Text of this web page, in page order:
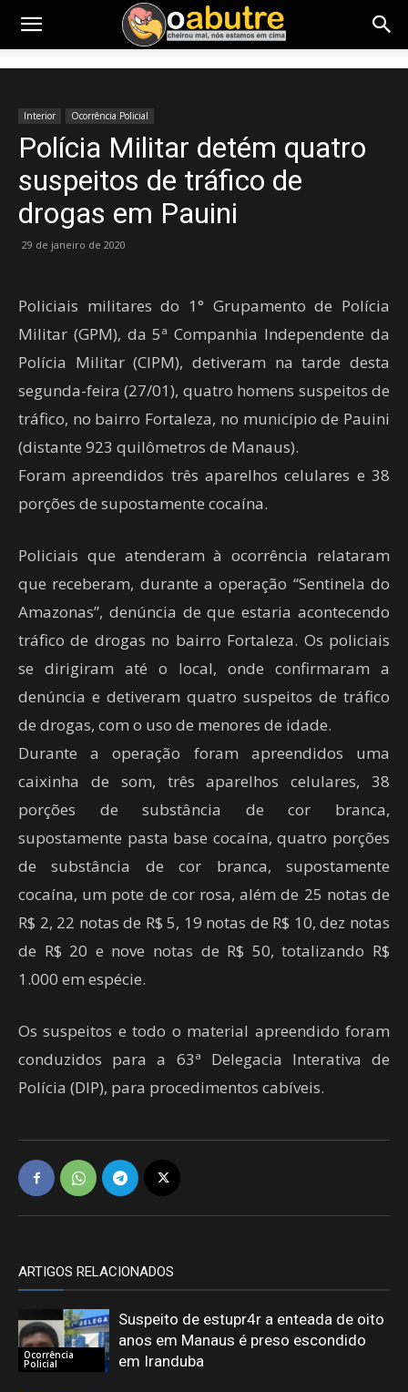
Interior Ocorrência Policial
Polícia Militar detém quatro
suspeitos de tráfico de
drogas em Pauini
29 de janeiro de 2020
Policiais militares do 1° Grupamento de Polícia
Militar (GPM), da 5ª Companhia Independente da
Polícia Militar (CIPM), detiveram na tarde desta
segunda-feira (27/01), quatro homens suspeitos de
tráfico, no bairro Fortaleza, no município de Pauini
(distante 923 quilômetros de Manaus).
Foram apreendidos três aparelhos celulares e 38
porções de supostamente cocaína.
Policiais que atenderam à ocorrência relataram
que receberam, durante a operação “Sentinela do
Amazonas”, denúncia de que estaria acontecendo
tráfico de drogas no bairro Fortaleza. Os policiais
se dirigiram até o local, onde confirmaram a
denúncia e detiveram quatro suspeitos de tráfico
de drogas, com o uso de menores de idade.
Durante a operação foram apreendidos uma
caixinha de som, três aparelhos celulares, 38
porções de substância de cor branca,
supostamente pasta base cocaína, quatro porções
de substância de cor branca, supostamente
cocaína, um pote de cor rosa, além de 25 notas de
R$ 2, 22 notas de R$ 5, 19 notas de R$ 10, dez notas
de R$ 20 e nove notas de R$ 50, totalizando R$
1.000 em espécie.
Os suspeitos e todo o material apreendido foram
conduzidos para a 63ª Delegacia Interativa de
Polícia (DIP), para procedimentos cabíveis.
ARTIGOS RELACIONADOS
Ocorrência
Policial
Suspeito de estupr4r a enteada de oito
anos em Manaus é preso escondido
em Iranduba